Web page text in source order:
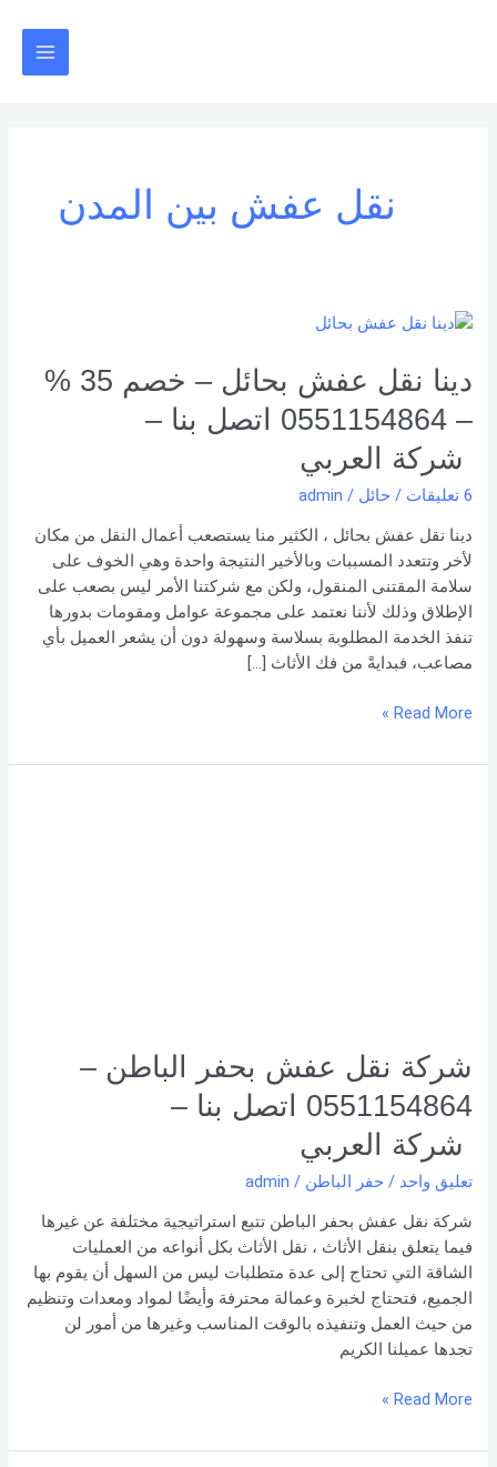
نقل عفش بين المدن
دينا نقل عفش بحائل – خصم 35 %
– 0551154864 اتصل بنا –
شركة العربي
6 تعليقات / حائل /
admin
دينا نقل عفش بحائل ، الكثير منا يستصعب أعمال النقل من مكان
لأخر وتتعدد المسببات وبالأخير النتيجة واحدة وهي الخوف على
سلامة المقتنى المنقول، ولكن مع شركتنا الأمر ليس بصعب على
الإطلاق وذلك لأننا نعتمد على مجموعة عوامل ومقومات بدورها
تنفذ الخدمة المطلوبة بسلاسة وسهولة دون أن يشعر العميل بأي
مصاعب، فبدايةً من فك الأثاث […]
دينا
عفش
بحائل
–
خصم
35
%
0551154864
اتصل
بنا –
شركة العربي
Read More »
شركة نقل عفش بحفر الباطن –
0551154864 اتصل بنا –
شركة العربي
تعليق واحد / حفر الباطن /
admin
شركة نقل عفش بحفر الباطن تتبع استراتيجية مختلفة عن غيرها
فيما يتعلق بنقل الأثاث ، نقل الأثاث بكل أنواعه من العمليات
الشاقة التي تحتاج إلى عدة متطلبات ليس من السهل أن يقوم بها
الجميع، فتحتاج لخبرة وعمالة محترفة وأيضًا لمواد ومعدات وتنظيم
من حيث العمل وتنفيذه بالوقت المناسب وغيرها من أمور لن
تجدها عميلنا الكريم
Read More »